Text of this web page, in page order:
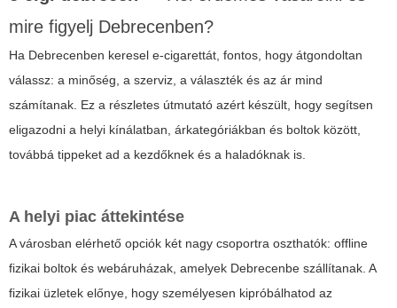
mire figyelj Debrecenben?
Ha Debrecenben keresel e-cigarettát, fontos, hogy átgondoltan
válassz: a minőség, a szerviz, a választék és az ár mind
számítanak. Ez a részletes útmutató azért készült, hogy segítsen
eligazodni a helyi kínálatban, árkategóriákban és boltok között,
továbbá tippeket ad a kezdőknek és a haladóknak is.
A helyi piac áttekintése
A városban elérhető opciók két nagy csoportra oszthatók: offline
fizikai boltok és webáruházak, amelyek Debrecenbe szállítanak. A
fizikai üzletek előnye, hogy személyesen kipróbálhatod az